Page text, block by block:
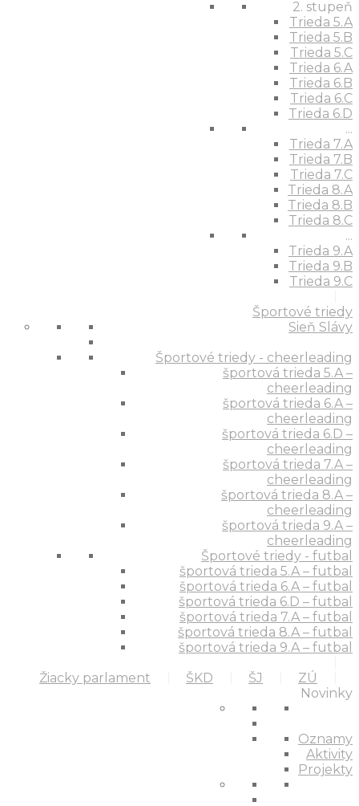
2. stupeň
Trieda 5.A
Trieda 5.B
Trieda 5.C
Trieda 6.A
Trieda 6.B
Trieda 6.C
Trieda 6.D
...
Trieda 7.A
Trieda 7.B
Trieda 7.C
Trieda 8.A
Trieda 8.B
Trieda 8.C
...
Trieda 9.A
Trieda 9.B
Trieda 9.C
Športové triedy
Sieň Slávy
Športové triedy - cheerleading
športová trieda 5.A –
cheerleading
športová trieda 6.A –
cheerleading
športová trieda 6.D –
cheerleading
športová trieda 7.A –
cheerleading
športová trieda 8.A –
cheerleading
športová trieda 9.A –
cheerleading
Športové triedy - futbal
športová trieda 5.A – futbal
športová trieda 6.A – futbal
športová trieda 6.D – futbal
športová trieda 7.A – futbal
športová trieda 8.A – futbal
športová trieda 9.A – futbal
Žiacky parlament
ŠKD ŠJ
ZÚ
Novinky
Oznamy
Aktivity
Projekty